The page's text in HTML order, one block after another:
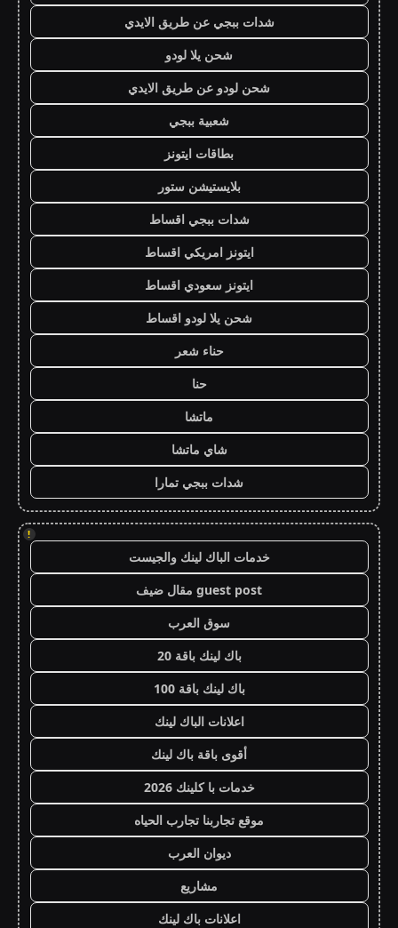
شدات ببجي عن طريق الايدي
شحن يلا لودو
شحن لودو عن طريق الايدي
شعبية ببجي
بطاقات ايتونز
بلايستيشن ستور
شدات ببجي اقساط
ايتونز امريكي اقساط
ايتونز سعودي اقساط
شحن يلا لودو اقساط
حناء شعر
حنا
ماتشا
شاي ماتشا
شدات ببجي تمارا
!
خدمات الباك لينك والجيست
guest post مقال ضيف
سوق العرب
باك لينك باقة 20
باك لينك باقة 100
اعلانات الباك لينك
أقوى باقة باك لينك
خدمات با كلينك 2026
موقع تجاربنا تجارب الحياه
ديوان العرب
مشاريع
اعلانات باك لينك